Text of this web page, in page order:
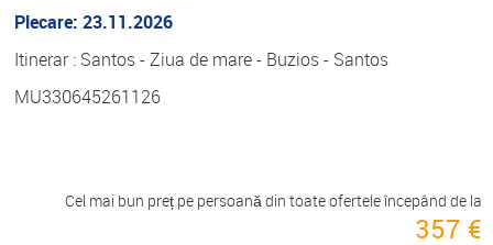
Plecare: 23.11.2026
Itinerar : Santos - Ziua de mare - Buzios - Santos
MU330645261126
Cel mai bun preț pe persoană din toate ofertele începând de la
357 €